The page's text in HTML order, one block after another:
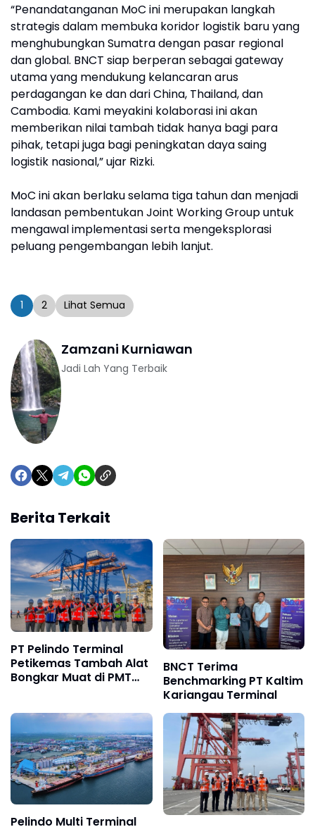
“Penandatanganan MoC ini merupakan langkah
strategis dalam membuka koridor logistik baru yang
menghubungkan Sumatra dengan pasar regional
dan global. BNCT siap berperan sebagai gateway
utama yang mendukung kelancaran arus
perdagangan ke dan dari China, Thailand, dan
Cambodia. Kami meyakini kolaborasi ini akan
memberikan nilai tambah tidak hanya bagi para
pihak, tetapi juga bagi peningkatan daya saing
logistik nasional,” ujar Rizki.
MoC ini akan berlaku selama tiga tahun dan menjadi
landasan pembentukan Joint Working Group untuk
mengawal implementasi serta mengeksplorasi
peluang pengembangan lebih lanjut.
1 2 Lihat Semua
Zamzani Kurniawan
Jadi Lah Yang Terbaik
Berita Terkait
PT Pelindo Terminal
Petikemas Tambah Alat
Bongkar Muat di PMT
Petikemas
BNCT Terima
Benchmarking PT Kaltim
Kariangau Terminal
Pelindo Multi Terminal